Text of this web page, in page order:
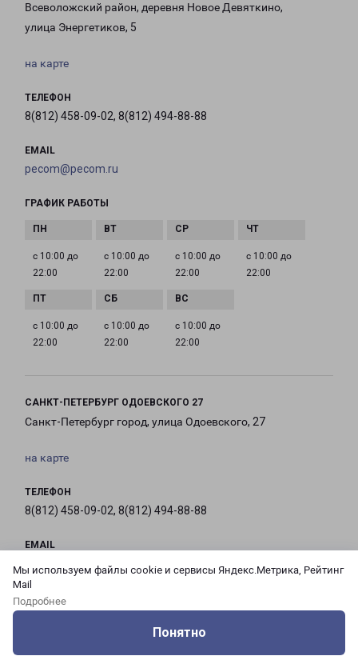
Мы используем файлы cookie и сервисы Яндекс.Метрика, Рейтинг
Mail
Подробнее
Понятно
Всеволожский район, деревня Новое Девяткино,
улица Энергетиков, 5
на карте
ТЕЛЕФОН
8(812) 458-09-02, 8(812) 494-88-88
EMAIL
pecom@pecom.ru
ГРАФИК РАБОТЫ
с 10:00 до
22:00
с 10:00 до
22:00
с 10:00 до
22:00
с 10:00 до
22:00
с 10:00 до
22:00
с 10:00 до
22:00
с 10:00 до
22:00
САНКТ-ПЕТЕРБУРГ ОДОЕВСКОГО 27
Санкт-Петербург город, улица Одоевского, 27
на карте
ТЕЛЕФОН
8(812) 458-09-02, 8(812) 494-88-88
EMAIL
pecom@pecom.ru
ГРАФИК РАБОТЫ